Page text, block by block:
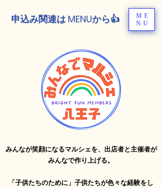
ME
NU
申込み関連は MENUから👍
みんなが笑顔になるマルシェを、出店者と主催者が
みんなで作り上げる。
「子供たちのために」 子供たちが色々な経験をし